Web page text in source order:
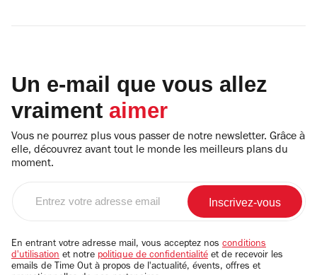
Un e-mail que vous allez
vraiment aimer
Vous ne pourrez plus vous passer de notre newsletter. Grâce à
elle, découvrez avant tout le monde les meilleurs plans du
moment.
email
En entrant votre adresse mail, vous acceptez nos conditions
d'utilisation et notre politique de confidentialité et de recevoir les
emails de Time Out à propos de l'actualité, évents, offres et